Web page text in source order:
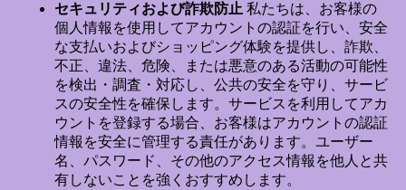
セキュリティおよび詐欺防止 私たちは、お客様の
個人情報を使用してアカウントの認証を行い、安全
な支払いおよびショッピング体験を提供し、詐欺、
不正、違法、危険、または悪意のある活動の可能性
を検出・調査・対応し、公共の安全を守り、サービ
スの安全性を確保します。サービスを利用してアカ
ウントを登録する場合、お客様はアカウントの認証
情報を安全に管理する責任があります。ユーザー
名、パスワード、その他のアクセス情報を他人と共
有しないことを強くおすすめします。